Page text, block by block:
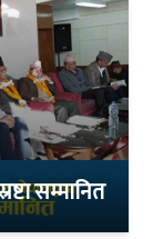
सम्मानित